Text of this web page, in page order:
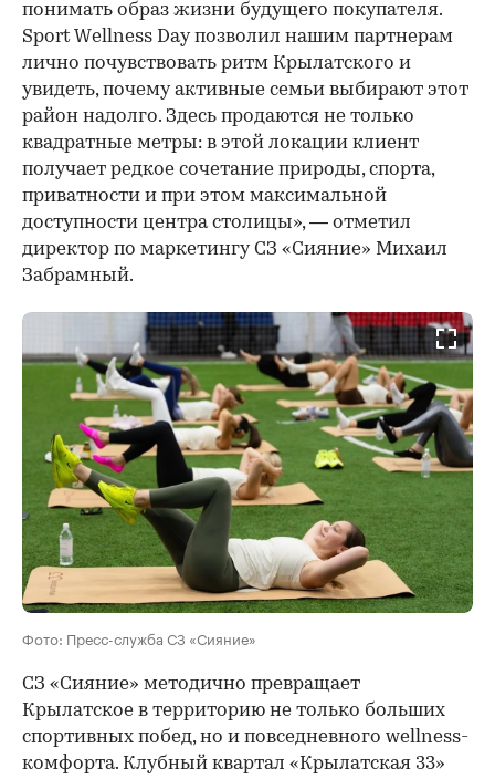
понимать образ жизни будущего покупателя.
Sport Wellness Day позволил нашим партнерам
лично почувствовать ритм Крылатского и
увидеть, почему активные семьи выбирают этот
район надолго. Здесь продаются не только
квадратные метры: в этой локации клиент
получает редкое сочетание природы, спорта,
приватности и при этом максимальной
доступности центра столицы», — отметил
директор по маркетингу СЗ «Сияние» Михаил
Забрамный.
Фото: Пресс-служба СЗ «Сияние»
СЗ «Сияние» методично превращает
Крылатское в территорию не только больших
спортивных побед, но и повседневного wellness-
комфорта. Клубный квартал «Крылатская 33»